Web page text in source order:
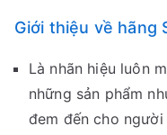
Giới thiệu về hãng
Là nhãn hiệu luôn
những sản phẩm
đem đến cho